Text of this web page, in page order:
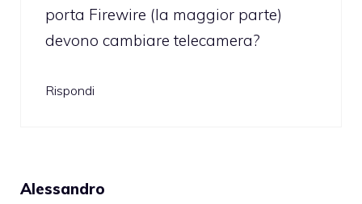
porta Firewire (la maggior parte)
devono cambiare telecamera?
Rispondi
Alessandro